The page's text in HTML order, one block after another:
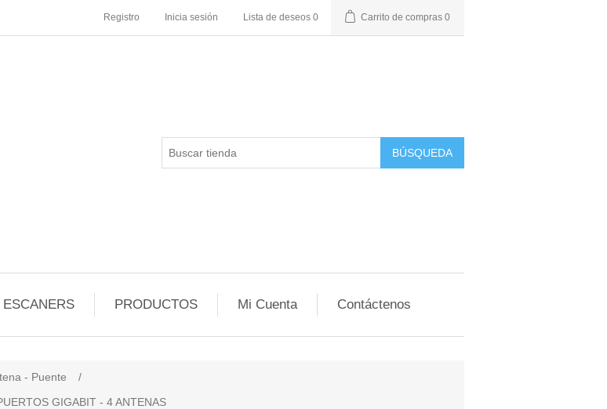
Registro Inicia sesión Lista de deseos 0 Carrito de compras 0
BÚSQUEDA
PRODUCTOS Mi Cuenta Contáctenos
- Puente
/
GIGABIT - 4 ANTENAS